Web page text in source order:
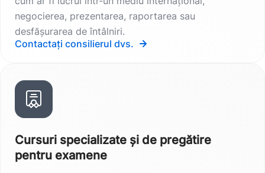
negocierea, prezentarea, raportarea sau
desfășurarea de întâlniri.
Contactați consilierul dvs.
Cursuri specializate și de pregătire
pentru examene